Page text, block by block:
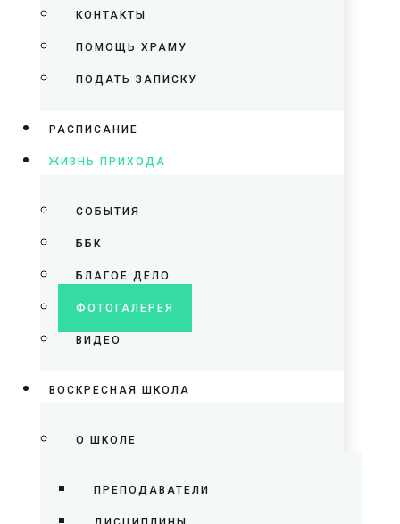
КОНТАКТЫ
ПОМОЩЬ ХРАМУ
ПОДАТЬ ЗАПИСКУ
РАСПИСАНИЕ
ЖИЗНЬ ПРИХОДА
СОБЫТИЯ
ББК
БЛАГОЕ ДЕЛО
ФОТОГАЛЕРЕЯ
ВИДЕО
ВОСКРЕСНАЯ ШКОЛА
О ШКОЛЕ
ПРЕПОДАВАТЕЛИ